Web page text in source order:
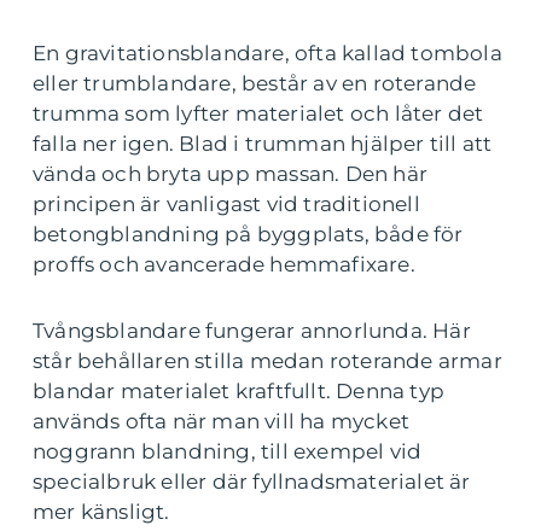
En gravitationsblandare, ofta kallad tombola
eller trumblandare, består av en roterande
trumma som lyfter materialet och låter det
falla ner igen. Blad i trumman hjälper till att
vända och bryta upp massan. Den här
principen är vanligast vid traditionell
betongblandning på byggplats, både för
proffs och avancerade hemmafixare.
Tvångsblandare fungerar annorlunda. Här
står behållaren stilla medan roterande armar
blandar materialet kraftfullt. Denna typ
används ofta när man vill ha mycket
noggrann blandning, till exempel vid
specialbruk eller där fyllnadsmaterialet är
mer känsligt.